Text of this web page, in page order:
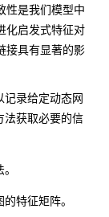
性是我们模型中
化启发式特征对
接具有显著的影
录给定动态网
法获取必要的信
特征矩阵。